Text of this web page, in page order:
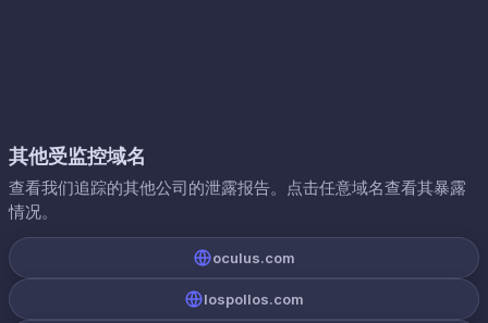
其他受监控域名
查看我们追踪的其他公司的泄露报告。点击任意域名查看其暴露
情况。
oculus.com
lospollos.com